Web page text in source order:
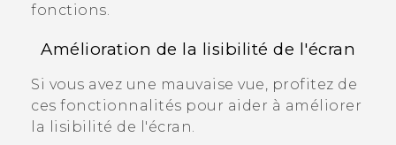
Appareils HTC & Accessoires
Connexion
fonctions.
Amélioration de la lisibilité de l'écran
Si vous avez une mauvaise vue, profitez de
ces fonctionnalités pour aider à améliorer
la lisibilité de l'écran.